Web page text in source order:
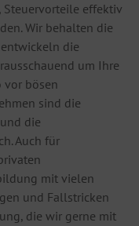
effektiv
Wir behalten die
die
um Ihre
vor bösen
sind die
die
Auch für
mit vielen
und Fallstricken
die wir gerne mit